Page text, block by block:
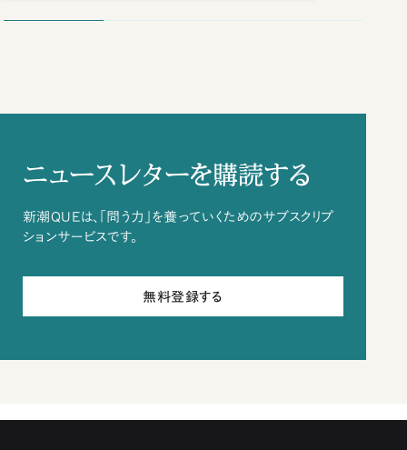
ニュースレターを購読する
新潮QUEは、「問う力」を養っていくためのサブスクリプ
ションサービスです。
無料登録する